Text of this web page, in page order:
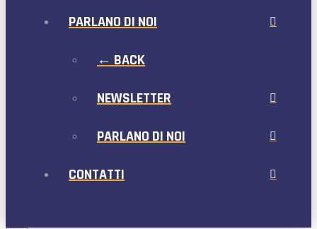
PARLANO DI NOI
← BACK
NEWSLETTER
PARLANO DI NOI
CONTATTI